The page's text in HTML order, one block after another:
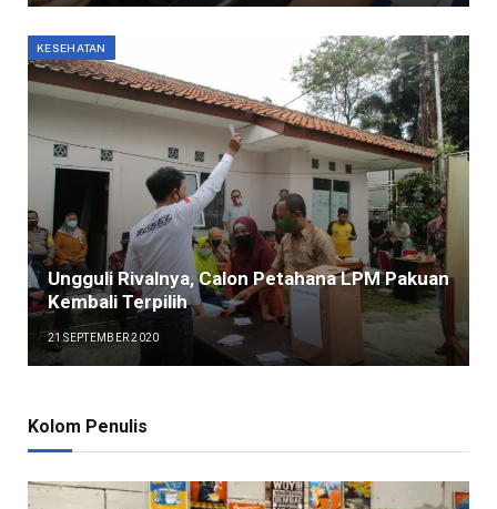
KESEHATAN
Ungguli Rivalnya, Calon Petahana LPM Pakuan
Kembali Terpilih
21 SEPTEMBER 2020
Kolom Penulis